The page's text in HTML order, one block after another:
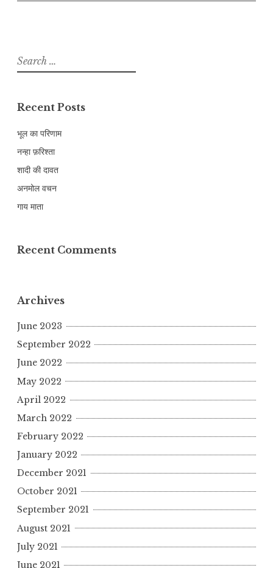
Search
for:
Recent Posts
भूल का परिणाम
नन्हा फ़रिश्ता
शादी की दावत
अनमोल वचन
गाय माता
Recent Comments
Archives
June 2023
September 2022
June 2022
May 2022
April 2022
March 2022
February 2022
January 2022
December 2021
October 2021
September 2021
August 2021
July 2021
June 2021